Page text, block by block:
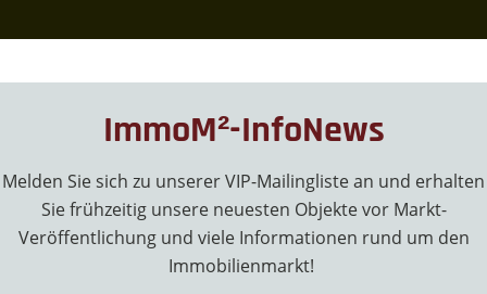
ImmoM²-InfoNews
Melden Sie sich zu unserer VIP-Mailingliste an und erhalten
Sie frühzeitig unsere neuesten Objekte vor Markt-
Veröffentlichung und viele Informationen rund um den
Immobilienmarkt!